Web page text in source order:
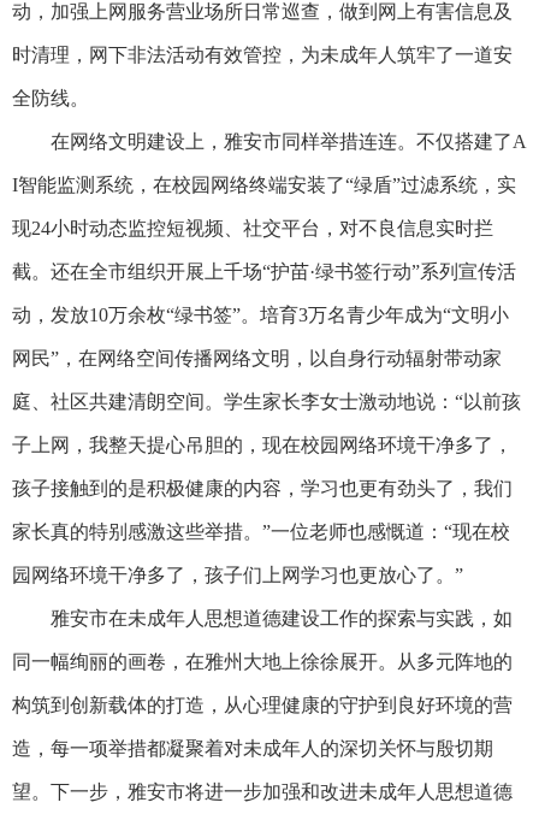
动，加强上网服务营业场所日常巡查，做到网上有害信息及
时清理，网下非法活动有效管控，为未成年人筑牢了一道安
全防线。
在网络文明建设上，雅安市同样举措连连。不仅搭建了A
I智能监测系统，在校园网络终端安装了“绿盾”过滤系统，实
现24小时动态监控短视频、社交平台，对不良信息实时拦
截。还在全市组织开展上千场“护苗·绿书签行动”系列宣传活
动，发放10万余枚“绿书签”。培育3万名青少年成为“文明小
网民”，在网络空间传播网络文明，以自身行动辐射带动家
庭、社区共建清朗空间。学生家长李女士激动地说：“以前孩
子上网，我整天提心吊胆的，现在校园网络环境干净多了，
孩子接触到的是积极健康的内容，学习也更有劲头了，我们
家长真的特别感激这些举措。”一位老师也感慨道：“现在校
园网络环境干净多了，孩子们上网学习也更放心了。”
雅安市在未成年人思想道德建设工作的探索与实践，如
同一幅绚丽的画卷，在雅州大地上徐徐展开。从多元阵地的
构筑到创新载体的打造，从心理健康的守护到良好环境的营
造，每一项举措都凝聚着对未成年人的深切关怀与殷切期
望。下一步，雅安市将进一步加强和改进未成年人思想道德